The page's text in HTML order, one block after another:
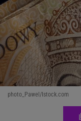
photo_Pawel/Istock.com